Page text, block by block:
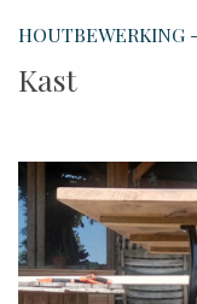
HOUTBEWERKING
Kast